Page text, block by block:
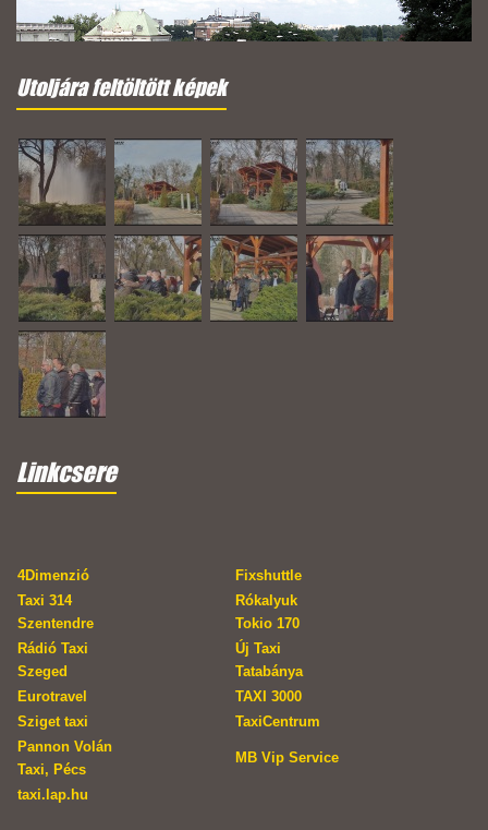
Utoljára feltöltött képek
Linkcsere
4Dimenzió
Fixshuttle
Taxi 314
Szentendre
Rókalyuk
Tokio 170
Rádió Taxi
Szeged
Új Taxi
Tatabánya
Eurotravel
TAXI 3000
Sziget taxi
TaxiCentrum
Pannon Volán
Taxi, Pécs
MB Vip Service
taxi.lap.hu